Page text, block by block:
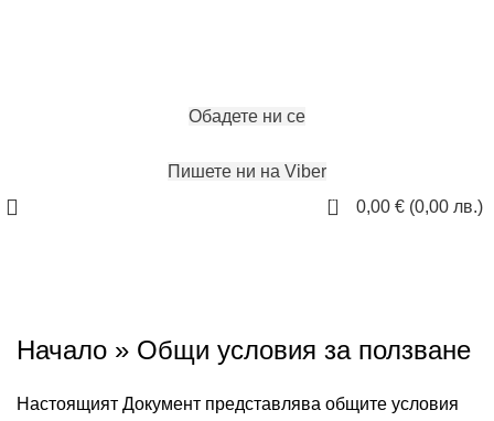
Обадете ни се
Пишете ни на Viber
0 0,00 € (0,00 лв.)
Начало » Общи условия за ползване
Настоящият Документ представлява общите условия